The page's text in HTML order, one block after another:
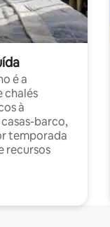
é a
chalés
à
barco,
temporada
recursos